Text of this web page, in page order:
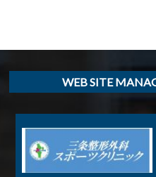
WEB SITE